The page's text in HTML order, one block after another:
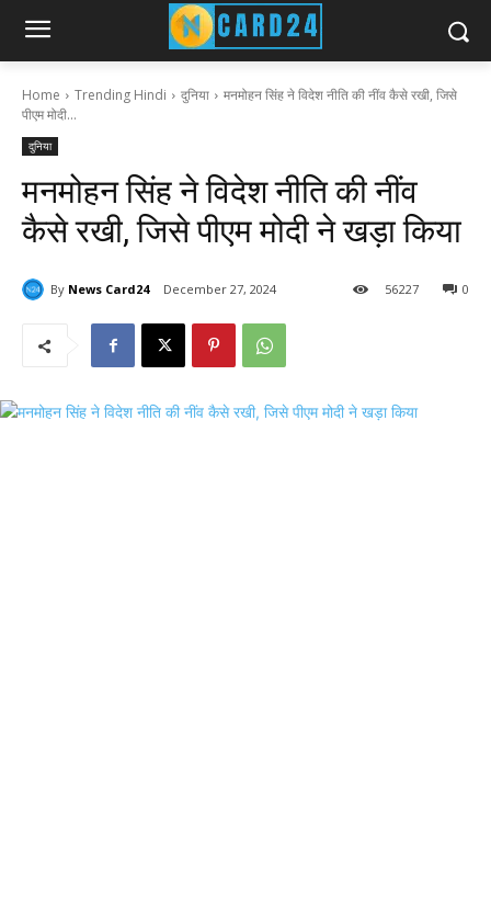
Home Trending Hindi दुनिया
मनमोहन सिंह ने विदेश नीति की नींव कैसे रखी, जिसे
पीएम मोदी...
दुनिया
मनमोहन सिंह ने विदेश नीति की नींव
कैसे रखी, जिसे पीएम मोदी ने खड़ा किया
By News Card24 December 27, 2024 0
56227